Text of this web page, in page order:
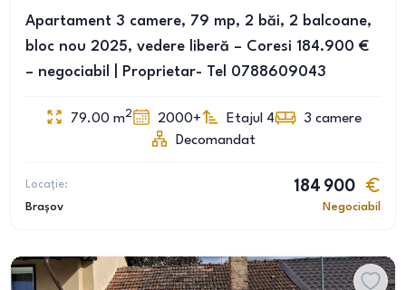
Apartament 3 camere, 79 mp, 2 băi, 2 balcoane,
bloc nou 2025, vedere liberă – Coresi 184.900 €
– negociabil | Proprietar- Tel 0788609043
79.00 m2 2000+ Etajul 4 3 camere
Decomandat
Locație:
Brașov
184 900
Negociabil